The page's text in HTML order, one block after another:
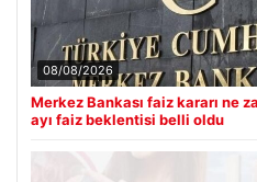
08/08/2026
Merkez Bankası faiz kararı ne
ayı faiz beklentisi belli oldu